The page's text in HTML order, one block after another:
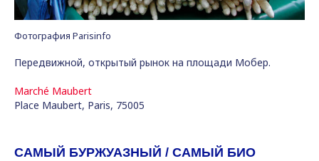
Фотография Parisinfo
Передвижной, открытый рынок на площади Мобер.
Marché Maubert
Place Maubert, Paris, 75005
САМЫЙ БУРЖУАЗНЫЙ / САМЫЙ БИО